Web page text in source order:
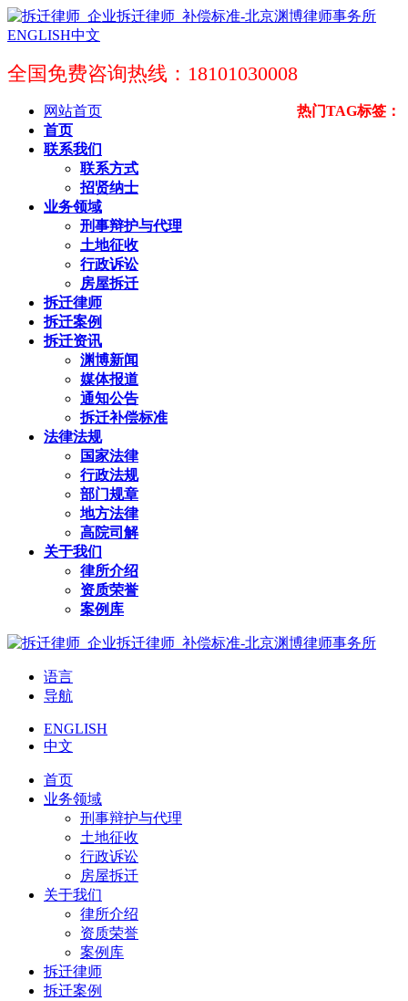
ENGLISH中文
全国免费咨询热线：18101030008
热门TAG标签：
网站首页
首页
联系我们
联系方式
招贤纳士
业务领域
刑事辩护与代理
土地征收
行政诉讼
房屋拆迁
拆迁律师
拆迁案例
拆迁资讯
渊博新闻
媒体报道
通知公告
拆迁补偿标准
法律法规
国家法律
行政法规
部门规章
地方法律
高院司解
关于我们
律所介绍
资质荣誉
案例库
语言
导航
ENGLISH
中文
首页
业务领域
刑事辩护与代理
土地征收
行政诉讼
房屋拆迁
关于我们
律所介绍
资质荣誉
案例库
拆迁律师
拆迁案例